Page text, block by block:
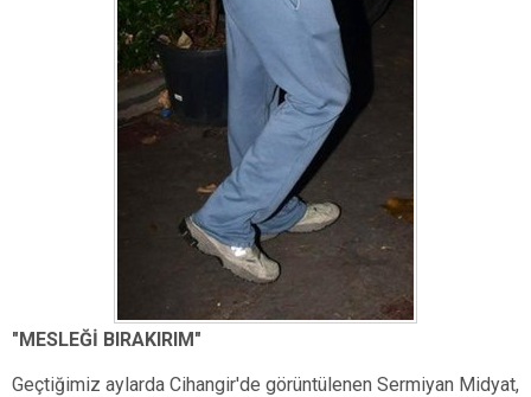
"MESLEĞİ BIRAKIRIM"
Geçtiğimiz aylarda Cihangir'de görüntülenen Sermiyan Midyat,